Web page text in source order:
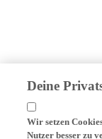
Deine
Wir setzen
Nutzer besser zu